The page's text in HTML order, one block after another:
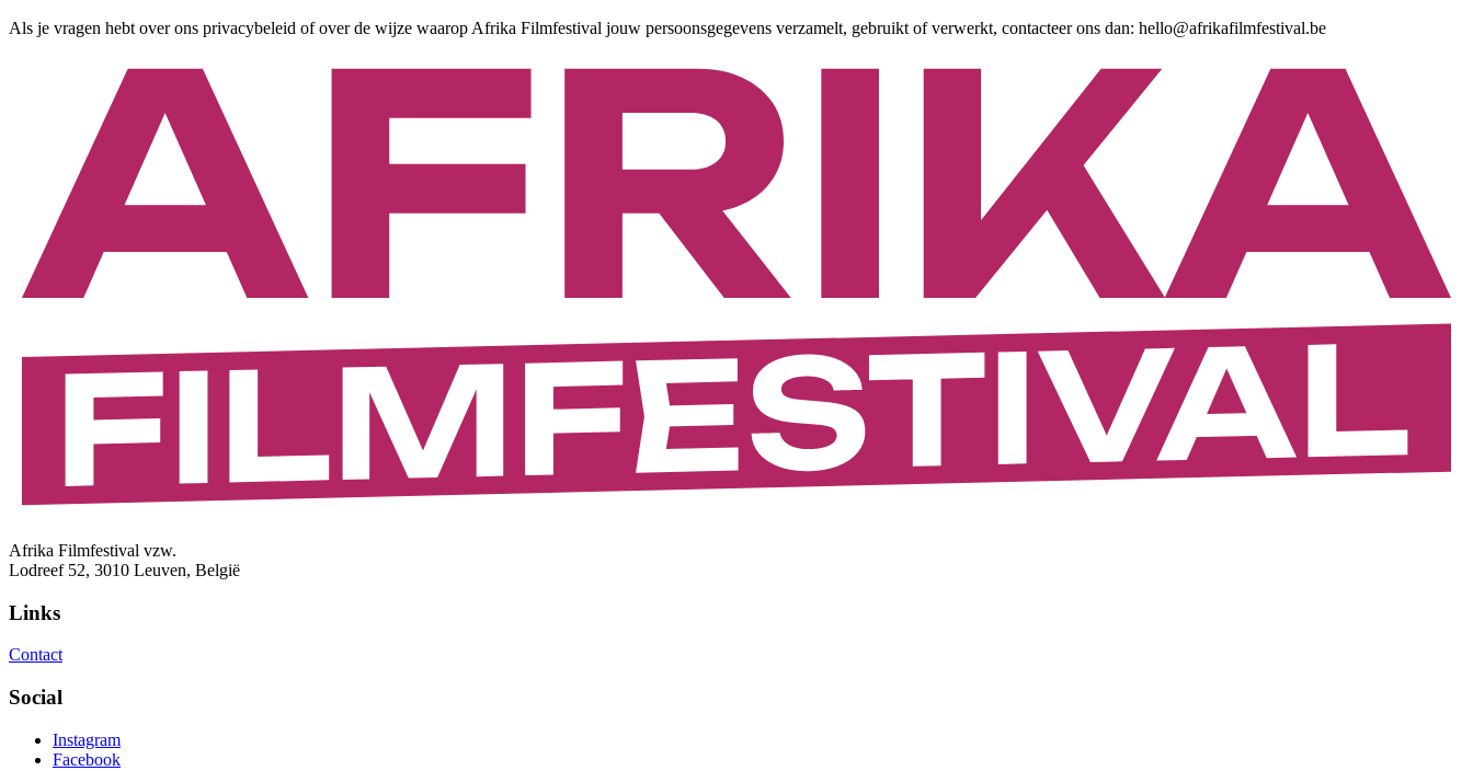
Als je vragen hebt over ons privacybeleid of over de wijze waarop Afrika Filmfestival jouw persoonsgegevens verzamelt, gebruikt of verwerkt, contacteer ons dan: hello@afrikafilmfestival.be
Afrika Filmfestival vzw.
Lodreef 52, 3010 Leuven, België
Links
Contact
Social
Instagram
Facebook